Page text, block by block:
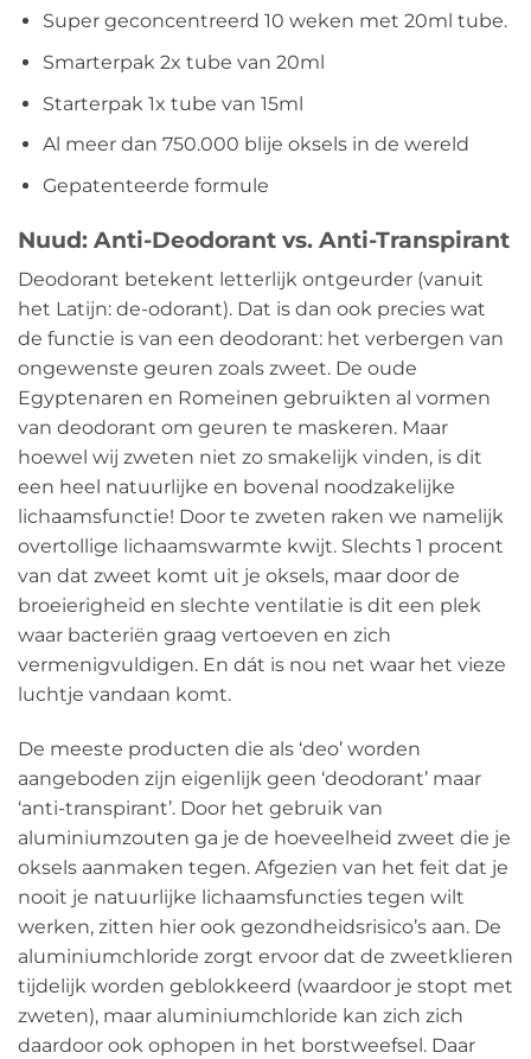
Super geconcentreerd 10 weken met 20ml tube.
Smarterpak 2x tube van 20ml
Starterpak 1x tube van 15ml
Al meer dan 750.000 blije oksels in de wereld
Gepatenteerde formule
Nuud: Anti-Deodorant vs. Anti-Transpirant
Deodorant betekent letterlijk ontgeurder (vanuit
het Latijn: de-odorant). Dat is dan ook precies wat
de functie is van een deodorant: het verbergen van
ongewenste geuren zoals zweet. De oude
Egyptenaren en Romeinen gebruikten al vormen
van deodorant om geuren te maskeren. Maar
hoewel wij zweten niet zo smakelijk vinden, is dit
een heel natuurlijke en bovenal noodzakelijke
lichaamsfunctie! Door te zweten raken we namelijk
overtollige lichaamswarmte kwijt. Slechts 1 procent
van dat zweet komt uit je oksels, maar door de
broeierigheid en slechte ventilatie is dit een plek
waar bacteriën graag vertoeven en zich
vermenigvuldigen. En dát is nou net waar het vieze
luchtje vandaan komt.
De meeste producten die als ‘deo’ worden
aangeboden zijn eigenlijk geen ‘deodorant’ maar
‘anti-transpirant’. Door het gebruik van
aluminiumzouten ga je de hoeveelheid zweet die je
oksels aanmaken tegen. Afgezien van het feit dat je
nooit je natuurlijke lichaamsfuncties tegen wilt
werken, zitten hier ook gezondheidsrisico’s aan. De
aluminiumchloride zorgt ervoor dat de zweetklieren
tijdelijk worden geblokkeerd (waardoor je stopt met
zweten), maar aluminiumchloride kan zich zich
daardoor ook ophopen in het borstweefsel. Daar